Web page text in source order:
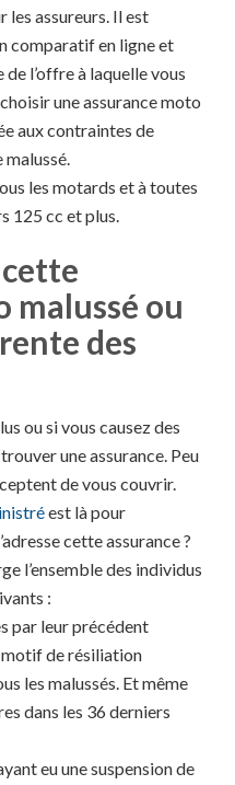
les assureurs. Il est
comparatif en ligne et
l’offre à laquelle vous
une assurance moto
aux contraintes de
les motards et à toutes
125 cc et plus.
cette
malussé ou
des
ou si vous causez des
une assurance. Peu
de vous couvrir.
est là pour
cette assurance ?
l’ensemble des individus
:
par leur précédent
motif de résiliation
les malussés. Et même
dans les 36 derniers
eu une suspension de